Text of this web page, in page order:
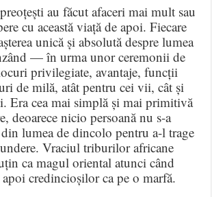
au făcut afaceri mai mult sau
cu această viață de apoi.Fiecare
unică și absolută despre lumea
— în urma unor ceremonii de
privilegiate, avantaje, funcții
de milă, atât pentru cei vii, cât și
.Era cea mai simplă și mai primitivă
deoarece nicio persoană nu s-a
lumea de dincolo pentru a-l trage
.Vraciul triburilor africane
ca magul oriental atunci când
credincioșilor ca pe o marfă.